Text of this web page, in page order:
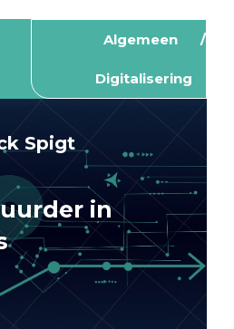
Algemeen
Digitalisering
Spigt
in